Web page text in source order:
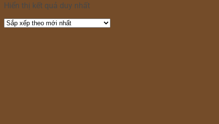
Hiển thị kết quả duy nhất